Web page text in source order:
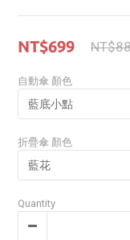
NT$699
自動傘 顏色
折疊傘 顏色
Quantity